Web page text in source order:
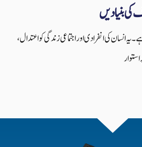
بنیادیں
انسان کی انفرادی اور اجتماعی زندگی کو اعتدال،